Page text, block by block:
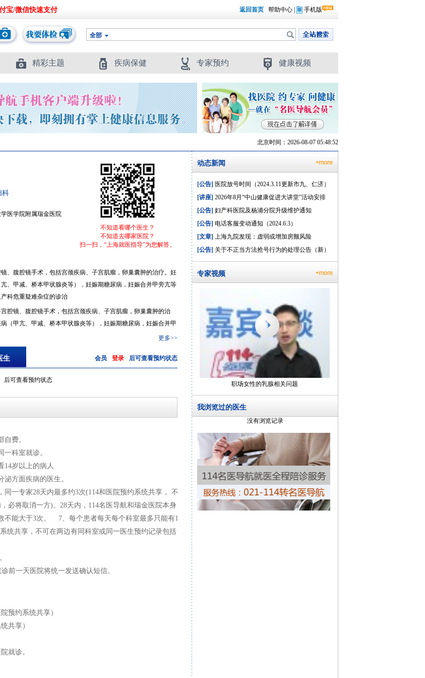
宝/微信快速支付 返回首页 帮助中心 手机版
全部
精彩主题 疾病保健 专家预约 健康视频
北京时间：2026-08-07 05:48:53
不知道看哪个医生？
不知道去哪家医院？
扫一扫，“上海就医指导”为您解答。
科
医学院附属瑞金医院
、腹腔镜手术，包括宫颈疾病、子宫肌瘤，卵巢囊肿的治疗。妊
、甲减、桥本甲状腺炎等），妊娠期糖尿病，妊娠合并甲旁亢等
科危重疑难杂症的诊治
腔镜、腹腔镜手术，包括宫颈疾病、子宫肌瘤，卵巢囊肿的治
（甲亢、甲减、桥本甲状腺炎等），妊娠期糖尿病，妊娠合并甲
更多>>
生 会员 登录 后可查看预约状态
后可查看预约状态
费。
科室就诊。
14岁以上的病人
方面疾病的医生。
一专家28天内最多约3次(114和医院预约系统共享， 不
必将取消一方)。28天内，114名医导航和瑞金医院本身
不能大于3次。 7、每个患者每天每个科室最多只能有1
统共享，不可在两边有同科室或同一医生预约记录包括
前一天医院将统一发送确认短信。
预约系统共享）
共享）
就诊。
动态新闻
[公告] 医院放号时间（2024.3.11更新市九、仁济）
[讲座] 2026年8月“中山健康促进大讲堂”活动安排
[公告] 妇产科医院及杨浦分院升级维护通知
[公告] 电话客服变动通知（2024.6.3）
[文章] 上海九院发现：虚弱或增加房颤风险
[公告] 关于不正当方法抢号行为的处理公告（新）
专家视频
职场女性的乳腺相关问题
我浏览过的医生
没有浏览记录